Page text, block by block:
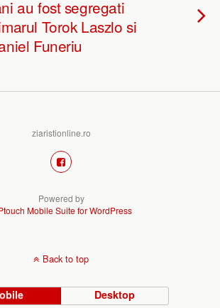
au fost segregati
Torok Laszlo si
Funeriu
ziaristionline.ro
Powered by
Mobile Suite for WordPress
Back to top
Desktop